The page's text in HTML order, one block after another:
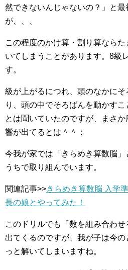
然できないんじゃないの？」と
が、、、
この程度のかけ算・割り算なら
いてしまうことがあります。8級
す。
級が上がるにつれ、頭のなかに
り、頭の中でそろばんを動かすこ
とは聞いていたのですが、まさ
響が出てるとは＾＾；
今我が家では「きらめき算数脳
うちで取り組んでいます。
関連記事>>きらめき算数脳 入学
長の娘とやってみた！
このドリルでも「数を組み合わ
出てくるのですが、我が子は今
っと解いてしまいますね。